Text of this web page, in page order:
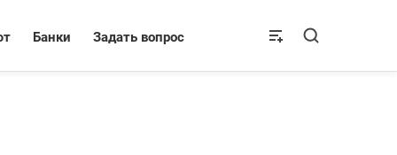
Банки Задать вопрос